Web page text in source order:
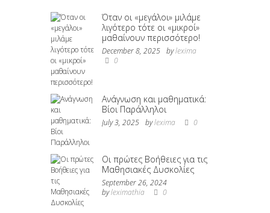
Όταν οι «μεγάλοι» μιλάμε
λιγότερο τότε οι «μικροί»
μαθαίνουν περισσότερο!
December 8, 2025 bylexima
0
Ανάγνωση και μαθηματικά:
Βίοι Παράλληλοι
July 3, 2025 bylexima 0
Οι πρώτες Βοήθειες για τις
Μαθησιακές Δυσκολίες
September 26, 2024
byleximathia 0